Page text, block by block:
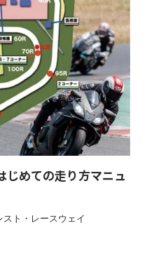
じめての走り方マニュ
スト・レースウェイ